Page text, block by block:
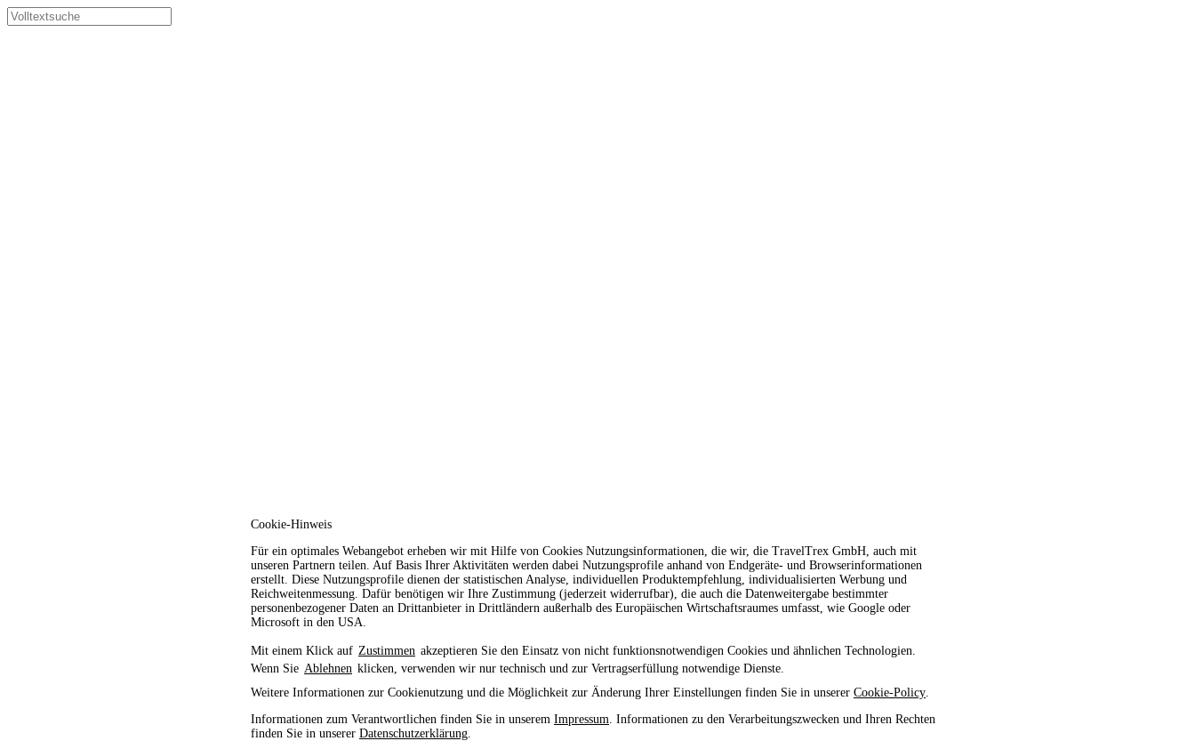
Cookie-Hinweis
Für ein optimales Webangebot erheben wir mit Hilfe von Cookies Nutzungsinformationen, die wir, die TravelTrex GmbH, auch mit
unseren Partnern teilen. Auf Basis Ihrer Aktivitäten werden dabei Nutzungsprofile anhand von Endgeräte- und Browserinformationen
erstellt. Diese Nutzungsprofile dienen der statistischen Analyse, individuellen Produktempfehlung, individualisierten Werbung und
Reichweitenmessung. Dafür benötigen wir Ihre Zustimmung (jederzeit widerrufbar), die auch die Datenweitergabe bestimmter
personenbezogener Daten an Drittanbieter in Drittländern außerhalb des Europäischen Wirtschaftsraumes umfasst, wie Google oder
Microsoft in den USA.
Mit einem Klick auf Zustimmen akzeptieren Sie den Einsatz von nicht funktionsnotwendigen Cookies und ähnlichen Technologien.
Wenn Sie Ablehnen klicken, verwenden wir nur technisch und zur Vertragserfüllung notwendige Dienste.
Weitere Informationen zur Cookienutzung und die Möglichkeit zur Änderung Ihrer Einstellungen finden Sie in unserer Cookie-Policy
Informationen zum Verantwortlichen finden Sie in unserem Impressum . Informationen zu den Verarbeitungszwecken und Ihren Rechten
finden Sie in unserer Datenschutzerklärung